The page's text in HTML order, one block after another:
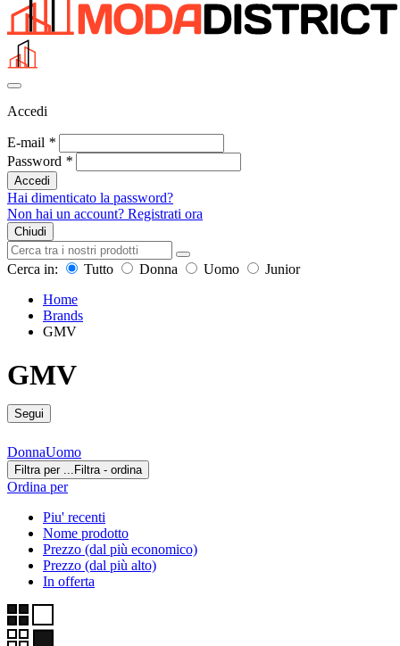
Accedi
E-mail *
Password *
Accedi
Hai dimenticato la password?
Non hai un account? Registrati ora
Chiudi
Cerca in: Tutto Donna Uomo
Junior
Home
Brands
GMV
GMV
Segui
DonnaUomo
Filtra per ... Filtra - ordina
Ordina per
Piu' recenti
Nome prodotto
Prezzo (dal più economico)
Prezzo (dal più alto)
In offerta